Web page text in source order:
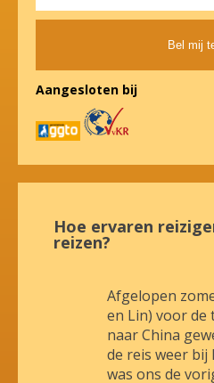
Alternative:
Aangesloten bij
Hoe ervaren
reizen?
Afgelopen
en Lin) voor de
naar China
de reis weer
was ons de